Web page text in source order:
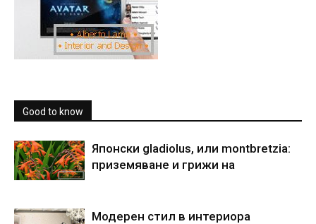
Good to know
Японски gladiolus, или montbretzia:
приземяване и грижи на
Модерен стил в интериора